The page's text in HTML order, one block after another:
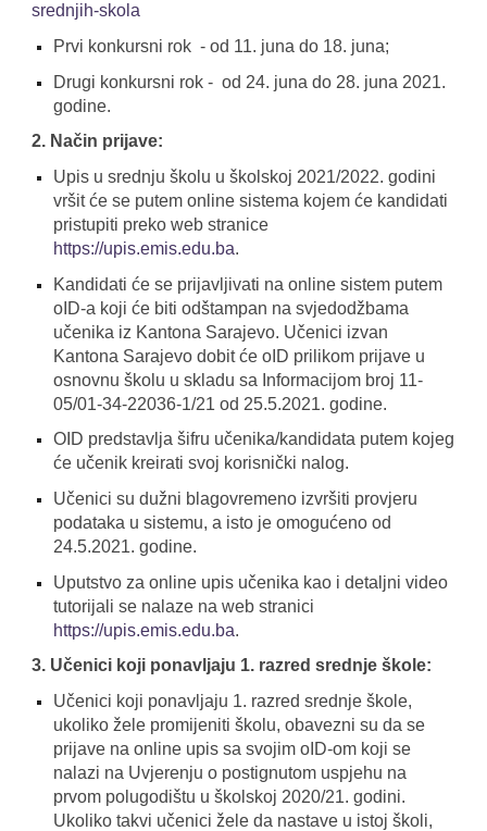
srednjih-skola
Prvi konkursni rok - od 11. juna do 18. juna;
Drugi konkursni rok - od 24. juna do 28. juna 2021.
godine.
2. Način prijave:
Upis u srednju školu u školskoj 2021/2022. godini
vršit će se putem online sistema kojem će kandidati
pristupiti preko web stranice
https://upis.emis.edu.ba.
Kandidati će se prijavljivati na online sistem putem
oID-a koji će biti odštampan na svjedodžbama
učenika iz Kantona Sarajevo. Učenici izvan
Kantona Sarajevo dobit će oID prilikom prijave u
osnovnu školu u skladu sa Informacijom broj 11-
05/01-34-22036-1/21 od 25.5.2021. godine.
OID predstavlja šifru učenika/kandidata putem kojeg
će učenik kreirati svoj korisnički nalog.
Učenici su dužni blagovremeno izvršiti provjeru
podataka u sistemu, a isto je omogućeno od
24.5.2021. godine.
Uputstvo za online upis učenika kao i detaljni video
tutorijali se nalaze na web stranici
https://upis.emis.edu.ba.
3. Učenici koji ponavljaju 1. razred srednje škole:
Učenici koji ponavljaju 1. razred srednje škole,
ukoliko žele promijeniti školu, obavezni su da se
prijave na online upis sa svojim oID-om koji se
nalazi na Uvjerenju o postignutom uspjehu na
prvom polugodištu u školskoj 2020/21. godini.
Ukoliko takvi učenici žele da nastave u istoj školi,